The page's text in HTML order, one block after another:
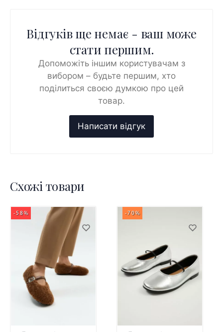
Відгуків ще немає - ваш може
стати першим.
Допоможіть іншим користувачам з
вибором – будьте першим, хто
поділиться своєю думкою про цей
товар.
Схожі товари
-58% -70%